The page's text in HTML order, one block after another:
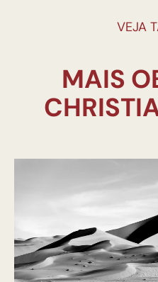
VEJA
MAIS